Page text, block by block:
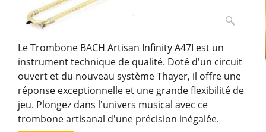
Le Trombone BACH Artisan Infinity A47I est un
instrument technique de qualité. Doté d'un circuit
ouvert et du nouveau système Thayer, il offre une
réponse exceptionnelle et une grande flexibilité de
jeu. Plongez dans l'univers musical avec ce
trombone artisanal d'une précision inégalée.